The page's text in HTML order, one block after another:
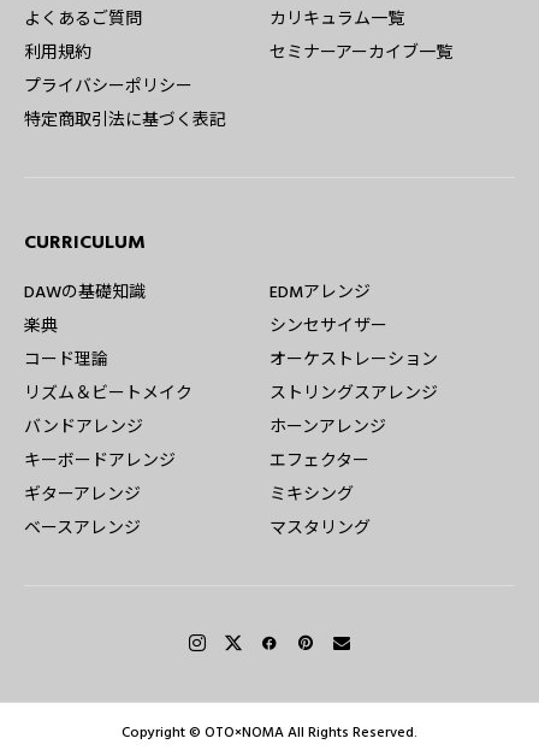
よくあるご質問
利用規約
プライバシーポリシー
特定商取引法に基づく表記
カリキュラム一覧
セミナーアーカイブ一覧
CURRICULUM
DAWの基礎知識
楽典
コード理論
リズム＆ビートメイク
バンドアレンジ
キーボードアレンジ
ギターアレンジ
ベースアレンジ
EDMアレンジ
シンセサイザー
オーケストレーション
ストリングスアレンジ
ホーンアレンジ
エフェクター
ミキシング
マスタリング
Copyright © OTO×NOMA All Rights Reserved.